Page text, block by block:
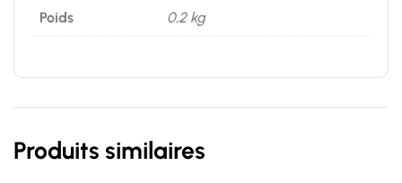
Poids 0,2 kg
Produits similaires